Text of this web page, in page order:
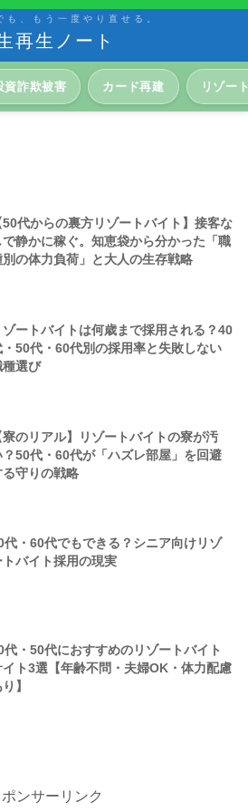
も、もう一度やり直せる。
再生ノート
資詐欺被害 カード再建 リゾー
50代からの裏方リゾートバイト】接客な
で静かに稼ぐ。知恵袋から分かった「職
別の体力負荷」と大人の生存戦略
ゾートバイトは何歳まで採用される？40
・50代・60代別の採用率と失敗しない
種選び
寮のリアル】リゾートバイトの寮が汚
？50代・60代が「ハズレ部屋」を回避
る守りの戦略
代・60代でもできる？シニア向けリゾ
トバイト採用の現実
代・50代におすすめのリゾートバイト
イト3選【年齢不問・夫婦OK・体力配慮
】
ポンサーリンク